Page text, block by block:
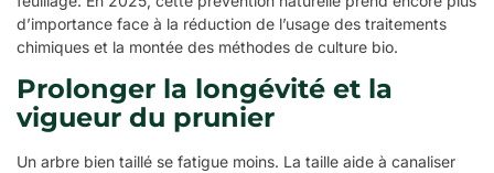
d’importance face à la réduction de l’usage des traitements
chimiques et la montée des méthodes de culture bio.
Prolonger la longévité et la
vigueur du prunier
Un arbre bien taillé se fatigue moins. La taille aide à canaliser